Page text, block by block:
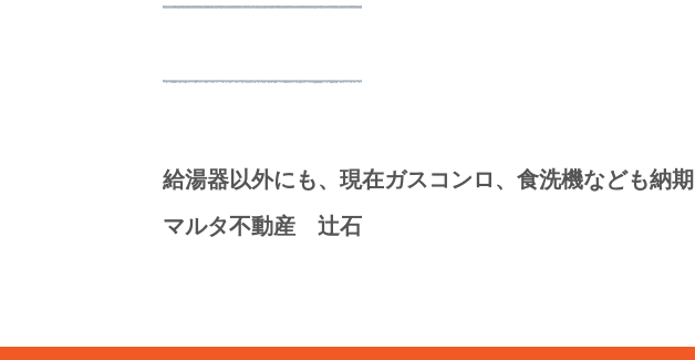
給湯器以外にも、現在ガスコンロ、食洗機なども納
マルタ不動産 辻石